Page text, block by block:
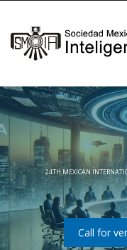
Mexicana
de
Inteligencia
Artificial
24TH MEXICAN
Call for